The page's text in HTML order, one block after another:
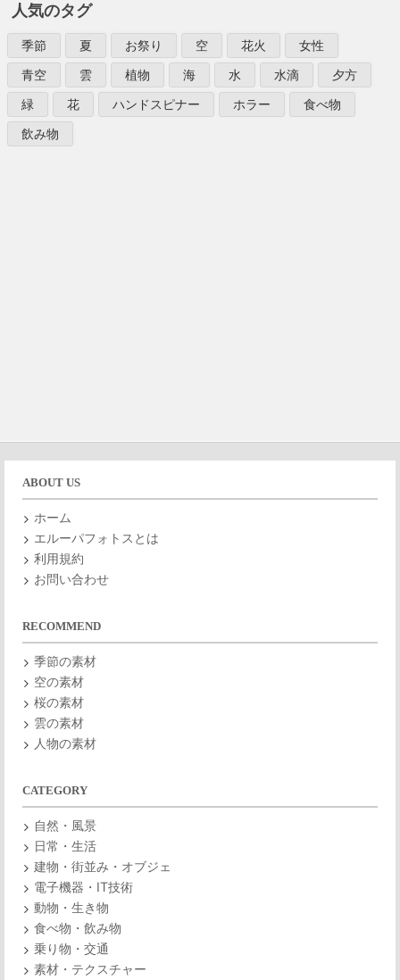
人気のタグ
季節 夏 お祭り 空 花火
女性
青空
雲 植物 海 水 水滴
夕方
緑
花 ハンドスピナー ホラー
食べ物
飲み物
ABOUT US
ホーム
エルーパフォトスとは
利用規約
お問い合わせ
RECOMMEND
季節の素材
空の素材
桜の素材
雲の素材
人物の素材
CATEGORY
自然・風景
日常・生活
建物・街並み・オブジェ
電子機器・IT技術
動物・生き物
食べ物・飲み物
乗り物・交通
素材・テクスチャー